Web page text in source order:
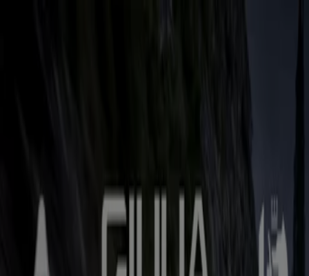
BiomärkteDiscounter Sportgeschäfte
und Baby
Auto, Motorrad und
Werkstatt
KaufhäuserReisen und Freizeit
Optiker und
Hörzentren
Bücher und Schreibwaren Banken
und Versicherungen